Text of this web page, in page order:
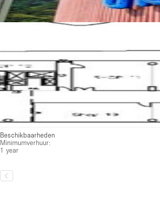
Beschikbaarheden
Minimumverhuur:
1 year